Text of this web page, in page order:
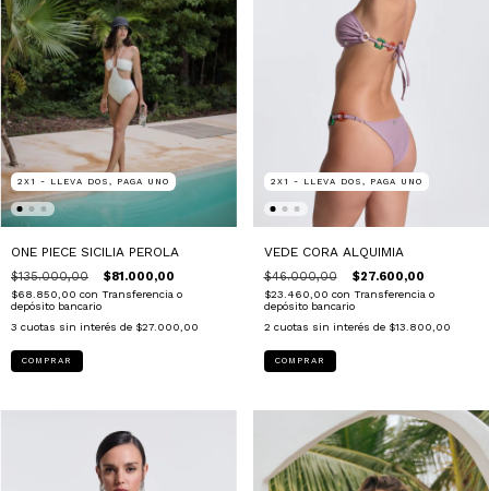
2X1 - LLEVA DOS, PAGA UNO
ONE PIECE SICILIA PEROLA
$135.000,00 $81.000,00
$68.850,00 con Transferencia o
depósito bancario
3 cuotas sin interés de $27.000,00
COMPRAR
2X1 - LLEVA DOS, PAGA UNO
VEDE CORA ALQUIMIA
$46.000,00 $27.600,00
$23.460,00 con Transferencia o
depósito bancario
2 cuotas sin interés de $13.800,00
COMPRAR